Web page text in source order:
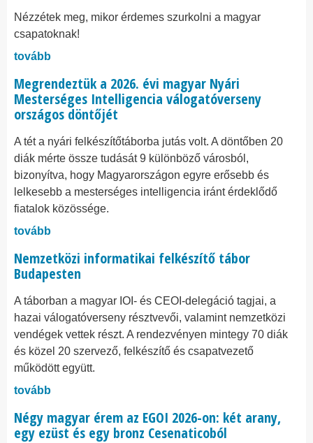
Nézzétek meg, mikor érdemes szurkolni a magyar
csapatoknak!
tovább
Megrendeztük a 2026. évi magyar Nyári
Mesterséges Intelligencia válogatóverseny
országos döntőjét
A tét a nyári felkészítőtáborba jutás volt. A döntőben 20
diák mérte össze tudását 9 különböző városból,
bizonyítva, hogy Magyarországon egyre erősebb és
lelkesebb a mesterséges intelligencia iránt érdeklődő
fiatalok közössége.
tovább
Nemzetközi informatikai felkészítő tábor
Budapesten
A táborban a magyar IOI- és CEOI-delegáció tagjai, a
hazai válogatóverseny résztvevői, valamint nemzetközi
vendégek vettek részt. A rendezvényen mintegy 70 diák
és közel 20 szervező, felkészítő és csapatvezető
működött együtt.
tovább
Négy magyar érem az EGOI 2026-on: két arany,
egy ezüst és egy bronz Cesenaticoból